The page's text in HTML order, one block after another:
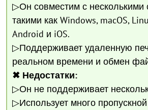
▷Он совместим с несколькими
такими как Windows, macOS,
Android и iOS.
▷Поддерживает удаленную
реальном времени и обмен
✖ Недостатки:
▷Он не поддерживает
▷Использует много